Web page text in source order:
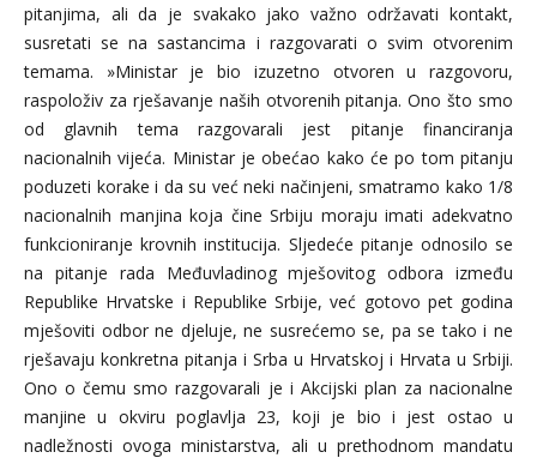
pitanjima, ali da je svakako jako važno održavati kontakt,
susretati se na sastancima i razgovarati o svim otvorenim
temama. »Ministar je bio izuzetno otvoren u razgovoru,
raspoloživ za rješavanje naših otvorenih pitanja. Ono što smo
od glavnih tema razgovarali jest pitanje financiranja
nacionalnih vijeća. Ministar je obećao kako će po tom pitanju
poduzeti korake i da su već neki načinjeni, smatramo kako 1/8
nacionalnih manjina koja čine Srbiju moraju imati adekvatno
funkcioniranje krovnih institucija. Sljedeće pitanje odnosilo se
na pitanje rada Međuvladinog mješovitog odbora između
Republike Hrvatske i Republike Srbije, već gotovo pet godina
mješoviti odbor ne djeluje, ne susrećemo se, pa se tako i ne
rješavaju konkretna pitanja i Srba u Hrvatskoj i Hrvata u Srbiji.
Ono o čemu smo razgovarali je i Akcijski plan za nacionalne
manjine u okviru poglavlja 23, koji je bio i jest ostao u
nadležnosti ovoga ministarstva, ali u prethodnom mandatu